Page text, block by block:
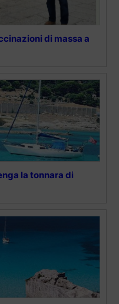
di massa a
la tonnara di